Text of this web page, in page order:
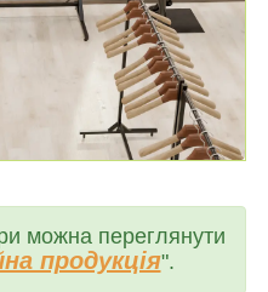
можна переглянути
продукція".